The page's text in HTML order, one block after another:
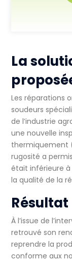
La
Les réparations
soudeurs
de l’industrie
une nouvelle
thermiquement
rugosité a
était inférieure
la qualité de la
Résultat
À l’issue de
retrouvé son
reprendre la
conforme aux